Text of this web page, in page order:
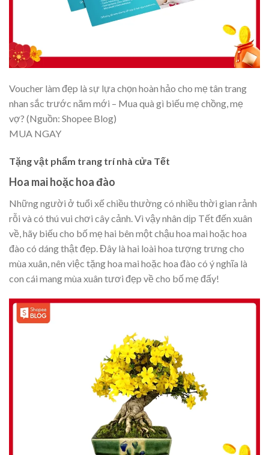
Voucher làm đẹp là sự lựa chọn hoàn hảo cho mẹ tân trang
nhan sắc trước năm mới – Mua quà gì biếu mẹ chồng, mẹ
vợ? (Nguồn: Shopee Blog)
MUA NGAY
Tặng vật phẩm trang trí nhà cửa Tết
Hoa mai hoặc hoa đào
Những người ở tuổi xế chiều thường có nhiều thời gian rảnh
rỗi và có thú vui chơi cây cảnh. Vì vậy nhân dịp Tết đến xuân
về, hãy biếu cho bố mẹ hai bên một chậu hoa mai hoặc hoa
đào có dáng thật đẹp. Đây là hai loài hoa tượng trưng cho
mùa xuân, nên việc tặng hoa mai hoặc hoa đào có ý nghĩa là
con cái mang mùa xuân tươi đẹp về cho bố mẹ đấy!